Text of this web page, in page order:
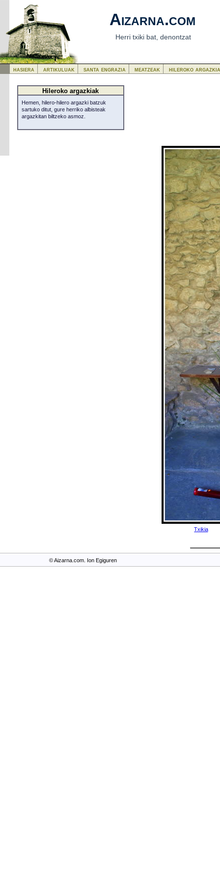
Aizarna.com
Herri txiki bat, denontzat
Txikia
Hileroko argazkiak
Hemen, hilero-hilero argazki batzuk
sartuko ditut, gure herriko albisteak
argazkitan biltzeko asmoz.
hasiera artikuluak santa engrazia meatzeak hileroko
© Aizarna.com. Ion Egiguren